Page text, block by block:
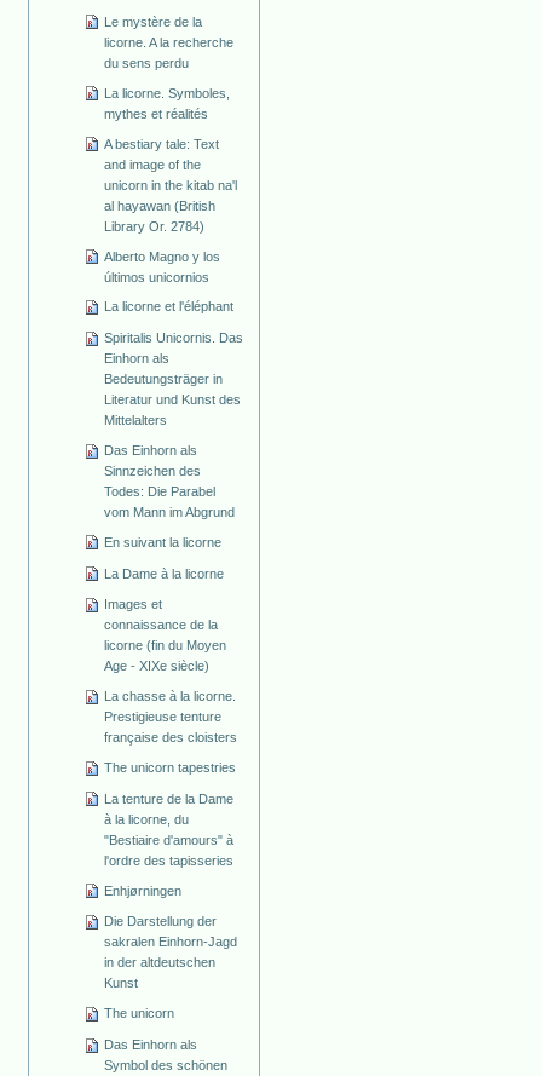
Le mystère de la
licorne. A la recherche
du sens perdu
La licorne. Symboles,
mythes et réalités
A bestiary tale: Text
and image of the
unicorn in the kitab na'l
al hayawan (British
Library Or. 2784)
Alberto Magno y los
últimos unicornios
La licorne et l'éléphant
Spiritalis Unicornis. Das
Einhorn als
Bedeutungsträger in
Literatur und Kunst des
Mittelalters
Das Einhorn als
Sinnzeichen des
Todes: Die Parabel
vom Mann im Abgrund
En suivant la licorne
La Dame à la licorne
Images et
connaissance de la
licorne (fin du Moyen
Age - XIXe siècle)
La chasse à la licorne.
Prestigieuse tenture
française des cloisters
The unicorn tapestries
La tenture de la Dame
à la licorne, du
"Bestiaire d'amours" à
l'ordre des tapisseries
Enhjørningen
Die Darstellung der
sakralen Einhorn-Jagd
in der altdeutschen
Kunst
The unicorn
Das Einhorn als
Symbol des schönen